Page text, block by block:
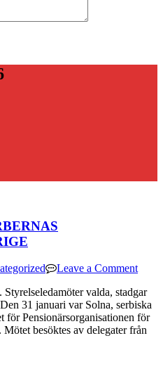
Leave a Commenton
DAG
I
valda, stadgar
31 januari var Solna, serbiska
för Pensionärsorganisationen för
besöktes av delegater från